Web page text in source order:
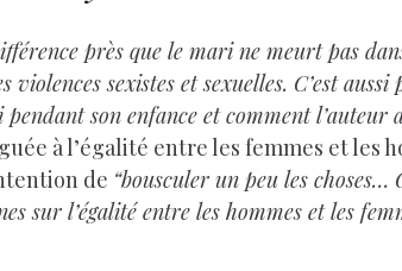
près que le mari ne meurt pas
violences sexistes et sexuelles. C’est
son enfance et comment
à l’égalité entre les femmes et les
de “bousculer un peu les choses…
sur l’égalité entre les hommes et les